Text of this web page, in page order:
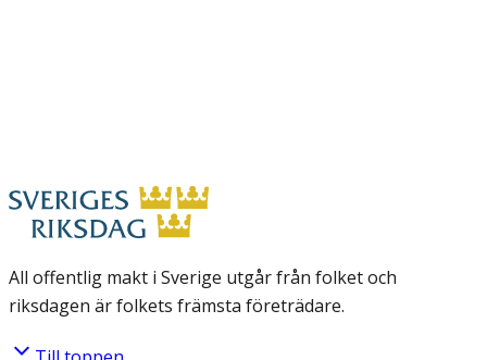
All offentlig makt i Sverige utgår från folket och
riksdagen är folkets främsta företrädare.